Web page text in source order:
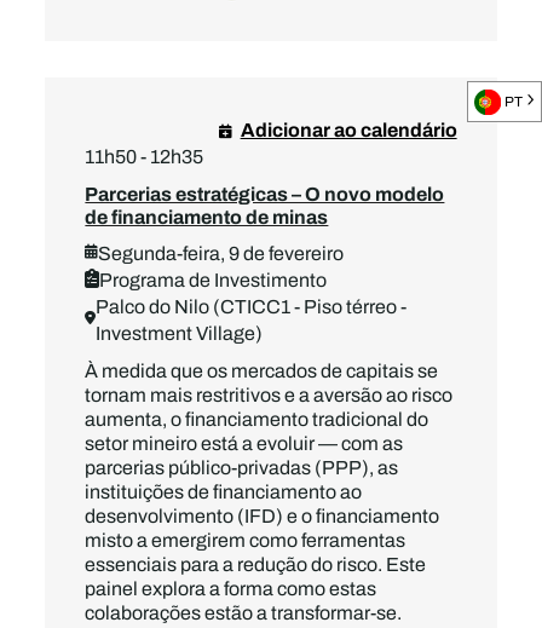
11h50 - 12h35
Parcerias estratégicas – O novo modelo
de financiamento de minas
Segunda-feira, 9 de fevereiro
Programa de Investimento
Palco do Nilo (CTICC1 - Piso térreo -
Investment Village)
Adicionar ao calendário
À medida que os mercados de capitais se
tornam mais restritivos e a aversão ao risco
aumenta, o financiamento tradicional do
setor mineiro está a evoluir — com as
parcerias público-privadas (PPP), as
instituições de financiamento ao
desenvolvimento (IFD) e o financiamento
misto a emergirem como ferramentas
essenciais para a redução do risco. Este
painel explora a forma como estas
colaborações estão a transformar-se.
PT